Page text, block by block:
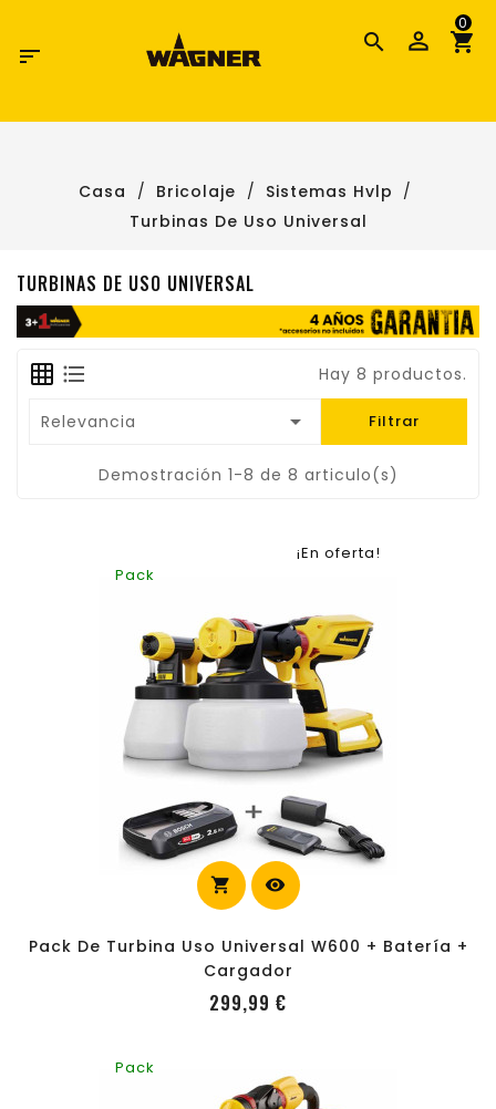

0
Casa Bricolaje
Sistemas Hvlp
Turbinas De Uso Universal
TURBINAS DE USO UNIVERSAL
Hay 8 productos.
Relevancia  Filtrar
Demostración 1-8 de 8 articulo(s)
¡En oferta!
Pack
shopping_cart visibility
Pack De Turbina Uso Universal W600 + Batería +
Cargador
299,99 €
Pack